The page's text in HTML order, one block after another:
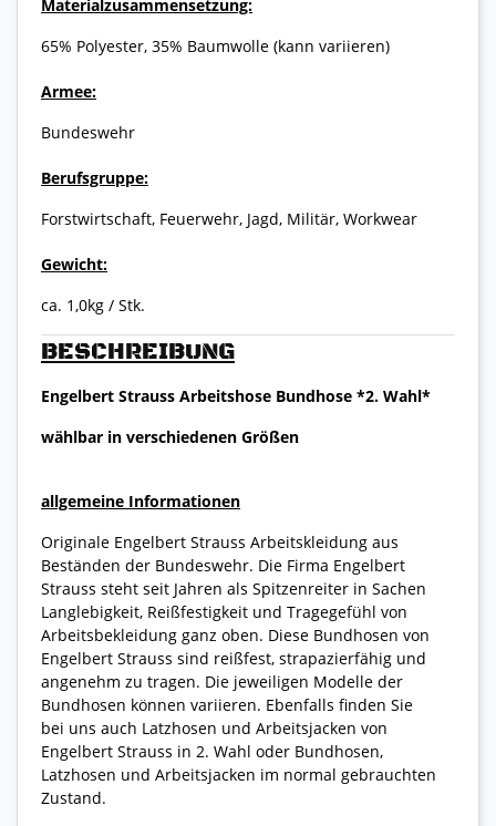
BESCHREIBUNG
Engelbert Strauss Arbeitshose Bundhose *2. Wahl*
wählbar in verschiedenen Größen
allgemeine Informationen
Originale Engelbert Strauss Arbeitskleidung aus
Beständen der Bundeswehr. Die Firma Engelbert
Strauss steht seit Jahren als Spitzenreiter in Sachen
Langlebigkeit, Reißfestigkeit und Tragegefühl von
Arbeitsbekleidung ganz oben. Diese Bundhosen von
Engelbert Strauss sind reißfest, strapazierfähig und
angenehm zu tragen. Die jeweiligen Modelle der
Bundhosen können variieren. Ebenfalls finden Sie
bei uns auch Latzhosen und Arbeitsjacken von
Engelbert Strauss in 2. Wahl oder Bundhosen,
Latzhosen und Arbeitsjacken im normal gebrauchten
Zustand.
Materialzusammensetzung:
65% Polyester, 35% Baumwolle (kann variieren)
Armee:
Bundeswehr
Berufsgruppe:
Forstwirtschaft, Feuerwehr, Jagd, Militär, Workwear
Gewicht:
ca. 1,0kg / Stk.